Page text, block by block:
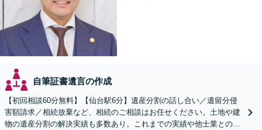
自筆証書遺言の作成
【初回相談60分無料】【仙台駅6分】遺産分割の話し合い／遺留分侵
害額請求／相続放棄など、相続のご相談はお任せください。土地や建
物の遺産分割の解決実績も多数あり。これまでの実績や他士業との連